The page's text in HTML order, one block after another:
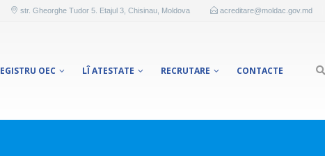
str. Gheorghe Tudor 5. Etajul 3, Chisinau, Moldova acreditare@moldac.gov.md
OEC LÎ ATESTATE RECRUTARE CONTACTE